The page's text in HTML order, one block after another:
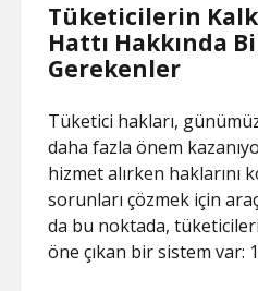
Tüketicilerin
Hattı Hakkında
Gerekenler
Tüketici hakları,
daha fazla önem
hizmet alırken haklarını
sorunları çözmek için
da bu noktada,
öne çıkan bir sistem var: